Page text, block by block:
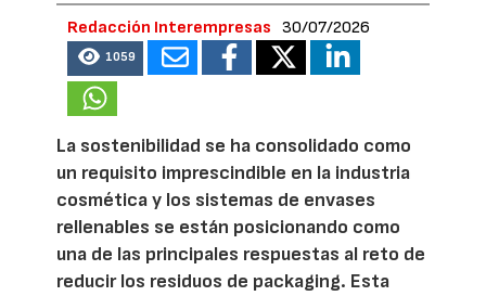
Redacción Interempresas 30/07/2026
1059
La sostenibilidad se ha consolidado como
un requisito imprescindible en la industria
cosmética y los sistemas de envases
rellenables se están posicionando como
una de las principales respuestas al reto de
reducir los residuos de packaging. Esta